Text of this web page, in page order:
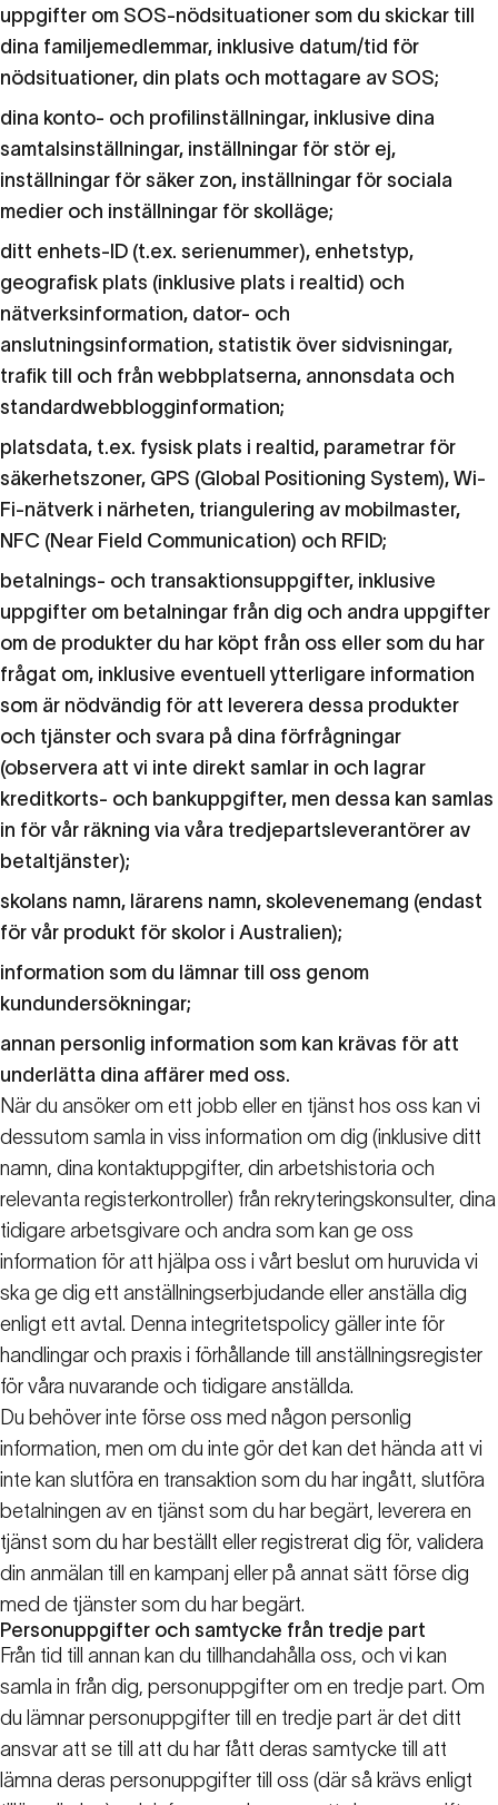
uppgifter om SOS-nödsituationer som du skickar till
dina familjemedlemmar, inklusive datum/tid för
nödsituationer, din plats och mottagare av SOS;
dina konto- och profilinställningar, inklusive dina
samtalsinställningar, inställningar för stör ej,
inställningar för säker zon, inställningar för sociala
medier och inställningar för skolläge;
ditt enhets-ID (t.ex. serienummer), enhetstyp,
geografisk plats (inklusive plats i realtid) och
nätverksinformation, dator- och
anslutningsinformation, statistik över sidvisningar,
trafik till och från webbplatserna, annonsdata och
standardwebblogginformation;
platsdata, t.ex. fysisk plats i realtid, parametrar för
säkerhetszoner, GPS (Global Positioning System), Wi-
Fi-nätverk i närheten, triangulering av mobilmaster,
NFC (Near Field Communication) och RFID;
betalnings- och transaktionsuppgifter, inklusive
uppgifter om betalningar från dig och andra uppgifter
om de produkter du har köpt från oss eller som du har
frågat om, inklusive eventuell ytterligare information
som är nödvändig för att leverera dessa produkter
och tjänster och svara på dina förfrågningar
(observera att vi inte direkt samlar in och lagrar
kreditkorts- och bankuppgifter, men dessa kan samlas
in för vår räkning via våra tredjepartsleverantörer av
betaltjänster);
skolans namn, lärarens namn, skolevenemang (endast
för vår produkt för skolor i Australien);
information som du lämnar till oss genom
kundundersökningar;
annan personlig information som kan krävas för att
underlätta dina affärer med oss.
När du ansöker om ett jobb eller en tjänst hos oss kan vi
dessutom samla in viss information om dig (inklusive ditt
namn, dina kontaktuppgifter, din arbetshistoria och
relevanta registerkontroller) från rekryteringskonsulter, dina
tidigare arbetsgivare och andra som kan ge oss
information för att hjälpa oss i vårt beslut om huruvida vi
ska ge dig ett anställningserbjudande eller anställa dig
enligt ett avtal. Denna integritetspolicy gäller inte för
handlingar och praxis i förhållande till anställningsregister
för våra nuvarande och tidigare anställda.
Du behöver inte förse oss med någon personlig
information, men om du inte gör det kan det hända att vi
inte kan slutföra en transaktion som du har ingått, slutföra
betalningen av en tjänst som du har begärt, leverera en
tjänst som du har beställt eller registrerat dig för, validera
din anmälan till en kampanj eller på annat sätt förse dig
med de tjänster som du har begärt.
Personuppgifter och samtycke från tredje part
Från tid till annan kan du tillhandahålla oss, och vi kan
samla in från dig, personuppgifter om en tredje part. Om
du lämnar personuppgifter till en tredje part är det ditt
ansvar att se till att du har fått deras samtycke till att
lämna deras personuppgifter till oss (där så krävs enligt